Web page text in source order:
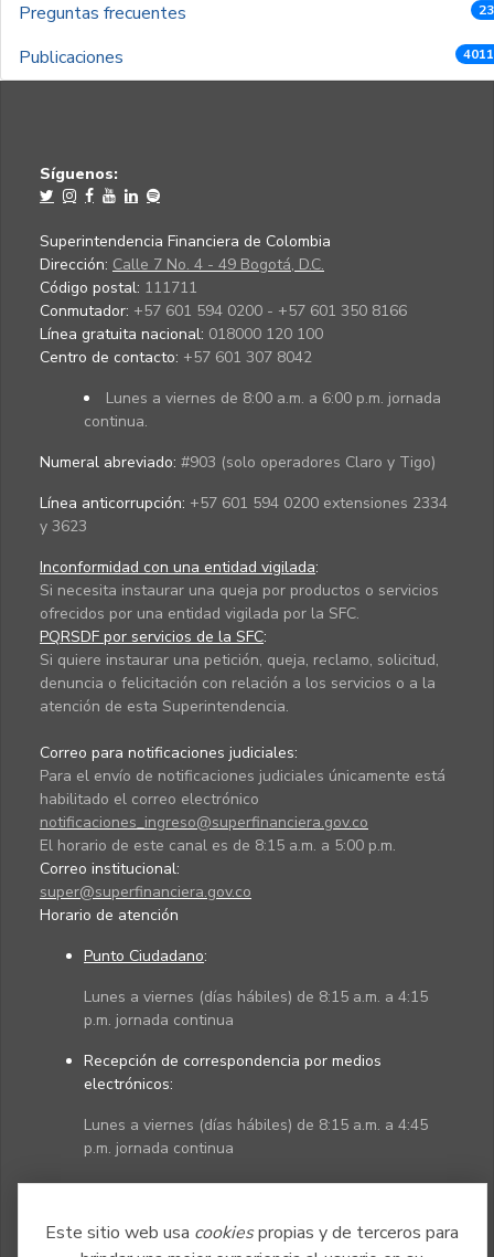
Este sitio web usa cookiespropias y de terceros para
Preguntas frecuentes
Publicaciones
Síguenos:
Superintendencia Financiera de Colombia
Dirección: Calle 7 No. 4 - 49 Bogotá, D.C.
Código postal: 111711
Conmutador: +57 601 594 0200 - +57 601 350 8166
Línea gratuita nacional: 018000 120 100
Centro de contacto: +57 601 307 8042
Lunes a viernes de 8:00 a.m. a 6:00 p.m. jornada
continua.
Numeral abreviado: #903 (solo operadores Claro y Tigo)
Línea anticorrupción: +57 601 594 0200 extensiones 2334
y 3623
Inconformidad con una entidad vigilada:
Si necesita instaurar una queja por productos o servicios
ofrecidos por una entidad vigilada por la SFC.
PQRSDF por servicios de la SFC:
Si quiere instaurar una petición, queja, reclamo, solicitud,
denuncia o felicitación con relación a los servicios o a la
atención de esta Superintendencia.
Correo para notificaciones judiciales:
Para el envío de notificaciones judiciales únicamente está
habilitado el correo electrónico
notificaciones_ingreso@superfinanciera.gov.co
El horario de este canal es de 8:15 a.m. a 5:00 p.m.
Correo institucional:
super@superfinanciera.gov.co
Horario de atención
Punto Ciudadano:
Lunes a viernes (días hábiles) de 8:15 a.m. a 4:15
p.m. jornada continua
Recepción de correspondencia por medios
electrónicos:
Lunes a viernes (días hábiles) de 8:15 a.m. a 4:45
p.m. jornada continua